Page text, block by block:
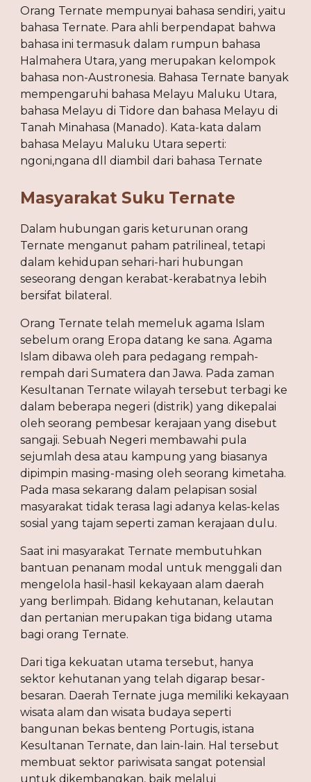
Orang Ternate mempunyai bahasa sendiri, yaitu
bahasa Ternate. Para ahli berpendapat bahwa
bahasa ini termasuk dalam rumpun bahasa
Halmahera Utara, yang merupakan kelompok
bahasa non-Austronesia. Bahasa Ternate banyak
mempengaruhi bahasa Melayu Maluku Utara,
bahasa Melayu di Tidore dan bahasa Melayu di
Tanah Minahasa (Manado). Kata-kata dalam
bahasa Melayu Maluku Utara seperti:
ngoni,ngana dll diambil dari bahasa Ternate
Masyarakat Suku Ternate
Dalam hubungan garis keturunan orang
Ternate menganut paham patrilineal, tetapi
dalam kehidupan sehari-hari hubungan
seseorang dengan kerabat-kerabatnya lebih
bersifat bilateral.
Orang Ternate telah memeluk agama Islam
sebelum orang Eropa datang ke sana. Agama
Islam dibawa oleh para pedagang rempah-
rempah dari Sumatera dan Jawa. Pada zaman
Kesultanan Ternate wilayah tersebut terbagi ke
dalam beberapa negeri (distrik) yang dikepalai
oleh seorang pembesar kerajaan yang disebut
sangaji. Sebuah Negeri membawahi pula
sejumlah desa atau kampung yang biasanya
dipimpin masing-masing oleh seorang kimetaha.
Pada masa sekarang dalam pelapisan sosial
masyarakat tidak terasa lagi adanya kelas-kelas
sosial yang tajam seperti zaman kerajaan dulu.
Saat ini masyarakat Ternate membutuhkan
bantuan penanam modal untuk menggali dan
mengelola hasil-hasil kekayaan alam daerah
yang berlimpah. Bidang kehutanan, kelautan
dan pertanian merupakan tiga bidang utama
bagi orang Ternate.
Dari tiga kekuatan utama tersebut, hanya
sektor kehutanan yang telah digarap besar-
besaran. Daerah Ternate juga memiliki kekayaan
wisata alam dan wisata budaya seperti
bangunan bekas benteng Portugis, istana
Kesultanan Ternate, dan lain-lain. Hal tersebut
membuat sektor pariwisata sangat potensial
untuk dikembangkan, baik melalui